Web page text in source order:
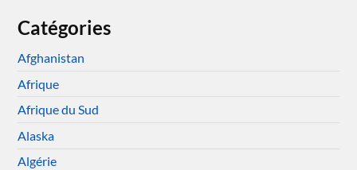
Catégories
Afghanistan
Afrique
Afrique du Sud
Alaska
Algérie